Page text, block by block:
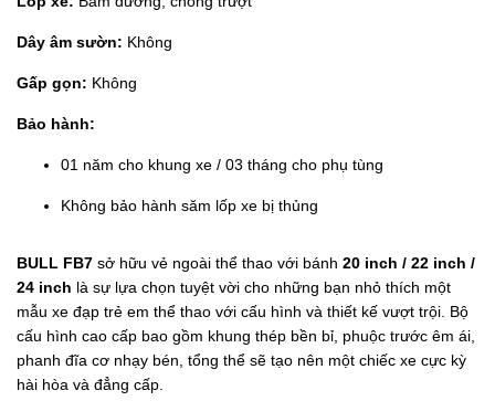
Dây âm sườn: Không
Gấp gọn: Không
Bảo hành:
01 năm cho khung xe / 03 tháng cho phụ tùng
Không bảo hành săm lốp xe bị thủng
BULL FB7 sở hữu vẻ ngoài thể thao với bánh 20 inch / 22 inch /
24 inch là sự lựa chọn tuyệt vời cho những bạn nhỏ thích một
mẫu xe đạp trẻ em thể thao với cấu hình và thiết kế vượt trội. Bộ
cấu hình cao cấp bao gồm khung thép bền bỉ, phuộc trước êm ái,
phanh đĩa cơ nhạy bén, tổng thể sẽ tạo nên một chiếc xe cực kỳ
hài hòa và đẳng cấp.